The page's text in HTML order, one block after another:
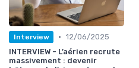
Interview • 12/06/2025
INTERVIEW - L’aérien recrute
massivement : devenir